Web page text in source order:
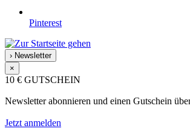
Pinterest
› Newsletter
×
10 € GUTSCHEIN
Newsletter abonnieren und einen Gutschein
Jetzt anmelden